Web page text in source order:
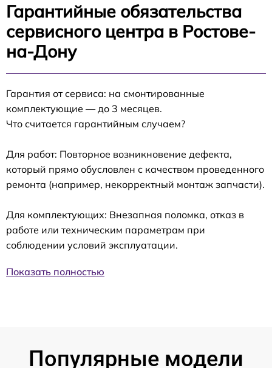
Гарантийные обязательства
сервисного центра в Ростове-
на-Дону
Гарантия от сервиса: на смонтированные
комплектующие — до 3 месяцев.
Что считается гарантийным случаем?
Для работ: Повторное возникновение дефекта,
который прямо обусловлен с качеством проведенного
ремонта (например, некорректный монтаж запчасти).
Для комплектующих: Внезапная поломка, отказ в
работе или техническим параметрам при
соблюдении условий эксплуатации.
Показать полностью
Популярные модели